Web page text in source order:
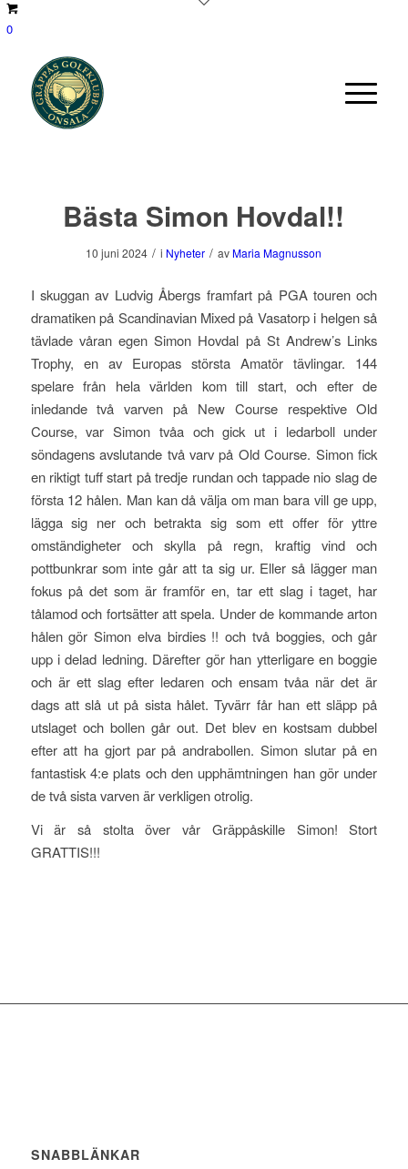
0
Bästa Simon Hovdal!!
10 juni 2024 / i Nyheter / av Maria Magnusson
I skuggan av Ludvig Åbergs framfart på PGA touren och
dramatiken på Scandinavian Mixed på Vasatorp i helgen så
tävlade våran egen Simon Hovdal på St Andrew’s Links
Trophy, en av Europas största Amatör tävlingar. 144
spelare från hela världen kom till start, och efter de
inledande två varven på New Course respektive Old
Course, var Simon tvåa och gick ut i ledarboll under
söndagens avslutande två varv på Old Course. Simon fick
en riktigt tuff start på tredje rundan och tappade nio slag de
första 12 hålen. Man kan då välja om man bara vill ge upp,
lägga sig ner och betrakta sig som ett offer för yttre
omständigheter och skylla på regn, kraftig vind och
pottbunkrar som inte går att ta sig ur. Eller så lägger man
fokus på det som är framför en, tar ett slag i taget, har
tålamod och fortsätter att spela. Under de kommande arton
hålen gör Simon elva birdies !! och två boggies, och går
upp i delad ledning. Därefter gör han ytterligare en boggie
och är ett slag efter ledaren och ensam tvåa när det är
dags att slå ut på sista hålet. Tyvärr får han ett släpp på
utslaget och bollen går out. Det blev en kostsam dubbel
efter att ha gjort par på andrabollen. Simon slutar på en
fantastisk 4:e plats och den upphämtningen han gör under
de två sista varven är verkligen otrolig.
Vi är så stolta över vår Gräppåskille Simon! Stort
GRATTIS!!!
SNABBLÄNKAR